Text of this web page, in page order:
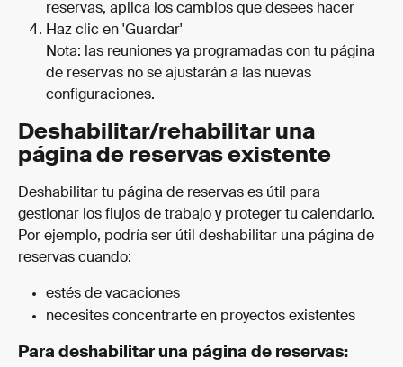
reservas, aplica los cambios que desees hacer
Haz clic en 'Guardar'
Nota: las reuniones ya programadas con tu página
de reservas no se ajustarán a las nuevas
configuraciones.
Deshabilitar/rehabilitar una
página de reservas existente
Deshabilitar tu página de reservas es útil para
gestionar los flujos de trabajo y proteger tu calendario.
Por ejemplo, podría ser útil deshabilitar una página de
reservas cuando:
estés de vacaciones
necesites concentrarte en proyectos existentes
Para deshabilitar una página de reservas: